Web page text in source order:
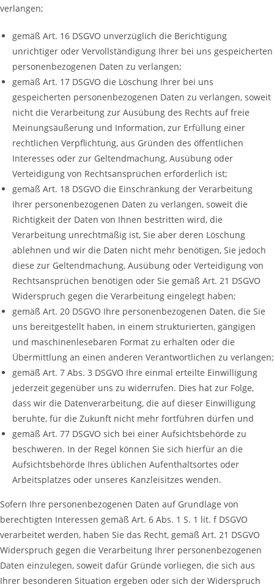
verlangen;
gemäß Art. 16 DSGVO unverzüglich die Berichtigung
unrichtiger oder Vervollständigung Ihrer bei uns gespeicherten
personenbezogenen Daten zu verlangen;
gemäß Art. 17 DSGVO die Löschung Ihrer bei uns
gespeicherten personenbezogenen Daten zu verlangen, soweit
nicht die Verarbeitung zur Ausübung des Rechts auf freie
Meinungsäußerung und Information, zur Erfüllung einer
rechtlichen Verpflichtung, aus Gründen des öffentlichen
Interesses oder zur Geltendmachung, Ausübung oder
Verteidigung von Rechtsansprüchen erforderlich ist;
gemäß Art. 18 DSGVO die Einschränkung der Verarbeitung
Ihrer personenbezogenen Daten zu verlangen, soweit die
Richtigkeit der Daten von Ihnen bestritten wird, die
Verarbeitung unrechtmäßig ist, Sie aber deren Löschung
ablehnen und wir die Daten nicht mehr benötigen, Sie jedoch
diese zur Geltendmachung, Ausübung oder Verteidigung von
Rechtsansprüchen benötigen oder Sie gemäß Art. 21 DSGVO
Widerspruch gegen die Verarbeitung eingelegt haben;
gemäß Art. 20 DSGVO Ihre personenbezogenen Daten, die Sie
uns bereitgestellt haben, in einem strukturierten, gängigen
und maschinenlesebaren Format zu erhalten oder die
Übermittlung an einen anderen Verantwortlichen zu verlangen;
gemäß Art. 7 Abs. 3 DSGVO Ihre einmal erteilte Einwilligung
jederzeit gegenüber uns zu widerrufen. Dies hat zur Folge,
dass wir die Datenverarbeitung, die auf dieser Einwilligung
beruhte, für die Zukunft nicht mehr fortführen dürfen und
gemäß Art. 77 DSGVO sich bei einer Aufsichtsbehörde zu
beschweren. In der Regel können Sie sich hierfür an die
Aufsichtsbehörde Ihres üblichen Aufenthaltsortes oder
Arbeitsplatzes oder unseres Kanzleisitzes wenden.
Sofern Ihre personenbezogenen Daten auf Grundlage von
berechtigten Interessen gemäß Art. 6 Abs. 1 S. 1 lit. f DSGVO
verarbeitet werden, haben Sie das Recht, gemäß Art. 21 DSGVO
Widerspruch gegen die Verarbeitung Ihrer personenbezogenen
Daten einzulegen, soweit dafür Gründe vorliegen, die sich aus
Ihrer besonderen Situation ergeben oder sich der Widerspruch